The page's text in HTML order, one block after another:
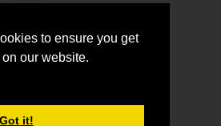
to ensure you get
our website.
Got it!